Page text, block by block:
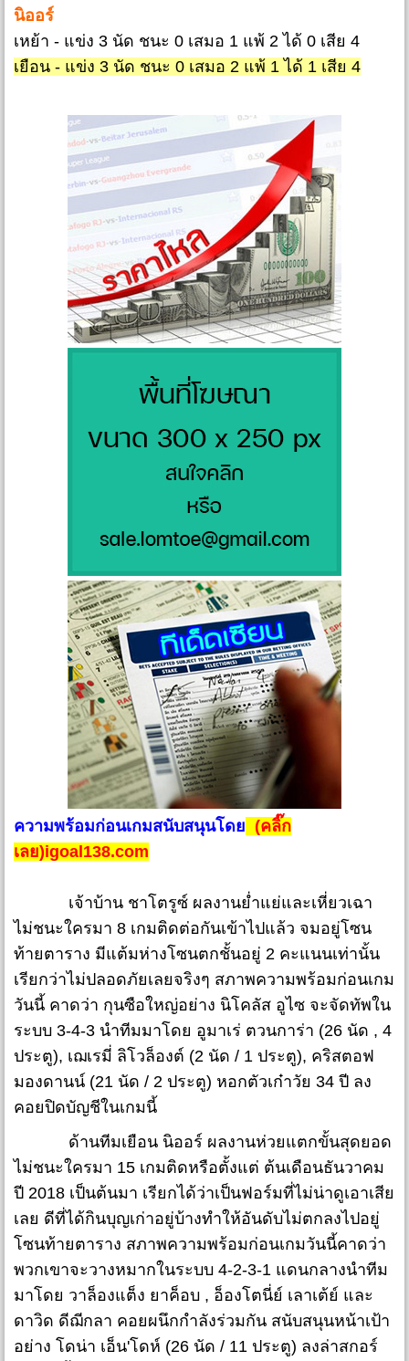
นิออร์
เหย้า - แข่ง 3 นัด ชนะ 0 เสมอ 1 แพ้ 2 ได้ 0 เสีย 4
เยือน - แข่ง 3 นัด ชนะ 0 เสมอ 2 แพ้ 1 ได้ 1 เสีย 4
ความพร้อมก่อนเกมสนับสนุนโดย (คลิ๊ก
เลย)igoal138.com
เจ้าบ้าน ชาโตรูซ์ ผลงานย่ำแย่และเหี่ยวเฉา
ไม่ชนะใครมา 8 เกมติดต่อกันเข้าไปแล้ว จมอยู่โซน
ท้ายตาราง มีแต้มห่างโซนตกชั้นอยู่ 2 คะแนนเท่านั้น
เรียกว่าไม่ปลอดภัยเลยจริงๆ สภาพความพร้อมก่อนเกม
วันนี้ คาดว่า กุนซือใหญ่อย่าง นิโคลัส อูไซ จะจัดทัพใน
ระบบ 3-4-3 นำทีมมาโดย อูมาเร่ ตวนการ่า (26 นัด , 4
ประตู), เฌเรมี่ ลิโวล็องต์ (2 นัด / 1 ประตู), คริสตอฟ
มองดานน์ (21 นัด / 2 ประตู) หอกตัวเก๋าวัย 34 ปี ลง
คอยปิดบัญชีในเกมนี้
ด้านทีมเยือน นิออร์ ผลงานห่วยแตกขั้นสุดยอด
ไม่ชนะใครมา 15 เกมติดหรือตั้งแต่ ต้นเดือนธันวาคม
ปี 2018 เป็นต้นมา เรียกได้ว่าเป็นฟอร์มที่ไม่น่าดูเอาเสีย
เลย ดีที่ได้กินบุญเก่าอยู่บ้างทำให้อันดับไม่ตกลงไปอยู่
โซนท้ายตาราง สภาพความพร้อมก่อนเกมวันนี้คาดว่า
พวกเขาจะวางหมากในระบบ 4-2-3-1 แดนกลางนำทีม
มาโดย วาล็องแต็ง ยาค็อบ , อ็องโตนี่ย์ เลาเต้ย์ และ
ดาวิด ดีฌีกลา คอยผนึกกำลังร่วมกัน สนับสนุนหน้าเป้า
อย่าง โดน่า เอ็น'โดห์ (26 นัด / 11 ประตู) ลงล่าสกอร์